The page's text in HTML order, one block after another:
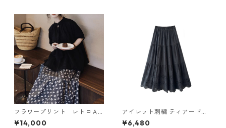
フラワープリント レトロＡ
ラインスカート N SLSK094
¥14,000
アイレット刺繍 ティアードロ
ングスカート6col H 260119
¥6,480